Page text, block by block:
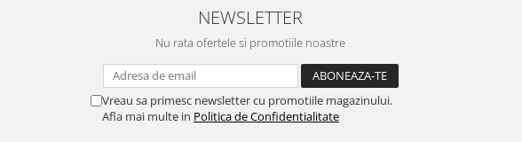
NEWSLETTER
Nu rata ofertele si promotiile noastre
Vreau sa primesc newsletter cu promotiile magazinului.
Afla mai multe in Politica de Confidentialitate